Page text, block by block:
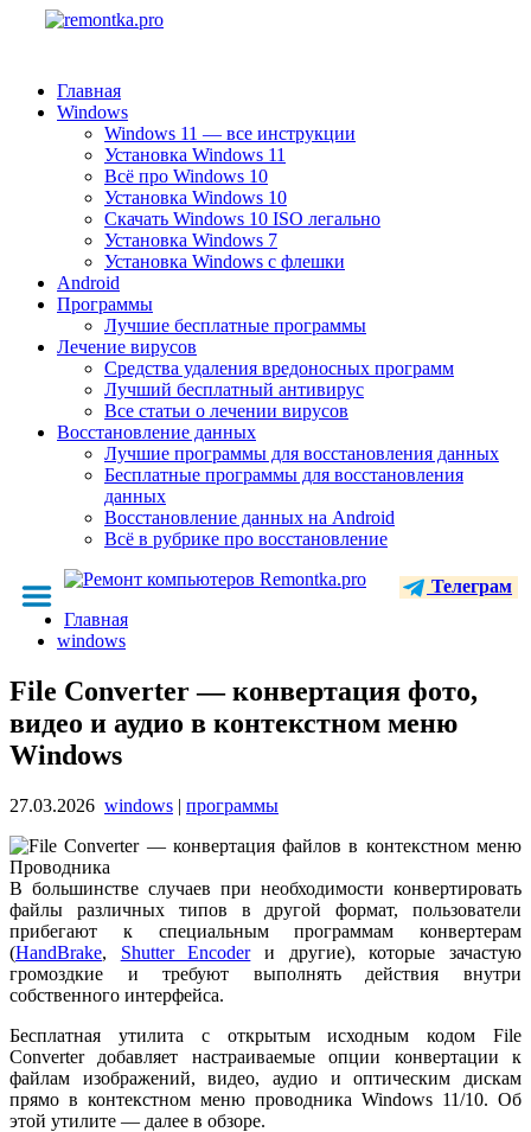
Главная
Windows
Windows 11 — все инструкции
Установка Windows 11
Всё про Windows 10
Установка Windows 10
Скачать Windows 10 ISO легально
Установка Windows 7
Установка Windows с флешки
Android
Программы
Лучшие бесплатные программы
Лечение вирусов
Средства удаления вредоносных программ
Лучший бесплатный антивирус
Все статьи о лечении вирусов
Восстановление данных
Лучшие программы для восстановления данных
Бесплатные программы для восстановления
данных
Восстановление данных на Android
Всё в рубрике про восстановление
Телеграм
Главная
windows
File Converter — конвертация фото,
видео и аудио в контекстном меню
Windows
27.03.2026 windows | программы
В большинстве случаев при необходимости конвертировать
файлы различных типов в другой формат, пользователи
прибегают к специальным программам конвертерам
(HandBrake, Shutter Encoderи другие), которые зачастую
громоздкие и требуют выполнять действия внутри
собственного интерфейса.
Бесплатная утилита с открытым исходным кодом File
Converter добавляет настраиваемые опции конвертации к
файлам изображений, видео, аудио и оптическим дискам
прямо в контекстном меню проводника Windows 11/10. Об
этой утилите — далее в обзоре.